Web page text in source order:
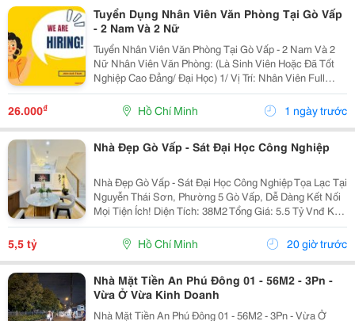
Tuyển Dụng Nhân Viên Văn Phòng Tại Gò Vấp
- 2 Nam Và 2 Nữ
Tuyển Nhân Viên Văn Phòng Tại Gò Vấp - 2 Nam Và 2
Nữ Nhân Viên Văn Phòng: (Là Sinh Viên Hoặc Đã Tốt
Nghiệp Cao Đẳng/ Đại Học) 1/ Vị Trí: Nhân Viên Full
Time (2 Nam 2 Nữ) Ca Làm: 13:00 Đến 21:00 (1 Tháng
Được Nghỉ Phép 1 Ngày, Và Hưởng Các Ngày...
26.000₫ Hồ Chí Minh 1 ngày trước
Nhà Đẹp Gò Vấp - Sát Đại Học Công Nghiệp
Nhà Đẹp Gò Vấp - Sát Đại Học Công Nghiệp Tọa Lạc Tại
Nguyễn Thái Sơn, Phường 5 Gò Vấp, Dễ Dàng Kết Nối
Mọi Tiện Ích! Diện Tích: 38M2 Tổng Giá: 5.5 Tỷ Vnđ Kết
Cấu: Nhà 1 Trệt 2 Lầu Kiên Cố, 3Pn, 3Wc, Ban Công,
Sân Thượng Thoáng Mát, Sẵn Sàng Dọn...
5,5 tỷ Hồ Chí Minh 20 giờ trước
Nhà Mặt Tiền An Phú Đông 01 - 56M2 - 3Pn -
Vừa Ở Vừa Kinh Doanh
Nhà Mặt Tiền An Phú Đông 01 - 56M2 - 3Pn - Vừa Ở